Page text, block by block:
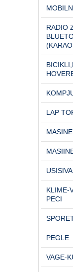
RADIO
LAP
KLIME-
PECI
PEGLE
VAGE-